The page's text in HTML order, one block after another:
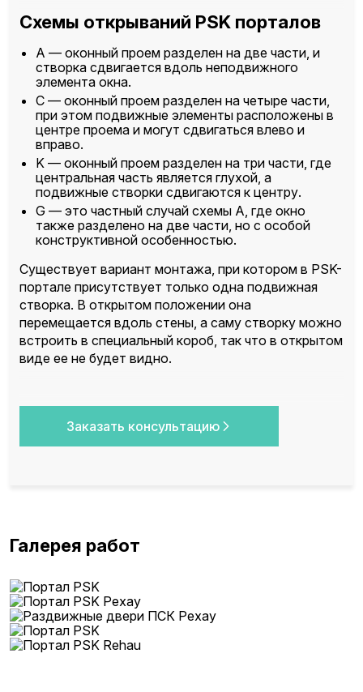
Схемы открываний PSK порталов
A — оконный проем разделен на две части, и
створка сдвигается вдоль неподвижного
элемента окна.
C — оконный проем разделен на четыре части,
при этом подвижные элементы расположены в
центре проема и могут сдвигаться влево и
вправо.
K — оконный проем разделен на три части, где
центральная часть является глухой, а
подвижные створки сдвигаются к центру.
G — это частный случай схемы A, где окно
также разделено на две части, но с особой
конструктивной особенностью.
Существует вариант монтажа, при котором в PSK-
портале присутствует только одна подвижная
створка. В открытом положении она
перемещается вдоль стены, а саму створку можно
встроить в специальный короб, так что в открытом
виде ее не будет видно.
Заказать консультацию
Галерея работ